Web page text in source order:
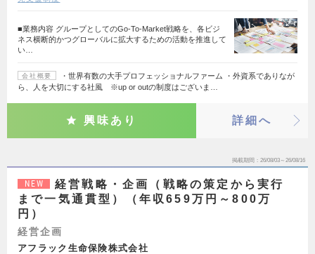
■業務内容 グループとしてのGo-To-Market戦略を、各ビジ
ネス横断的かつグローバルに拡大するための活動を推進して
い…
会社概要
・世界有数の大手プロフェッショナルファーム ・外資系でありなが
ら、人を大切にする社風 ※up or outの制度はございま…
興味あり 詳細へ
掲載期間 26/08/03～26/08/16
NEW
経営戦略・企画（戦略の策定から実行
まで一気通貫型）（年収659万円～800万
円）
経営企画
アフラック生命保険株式会社